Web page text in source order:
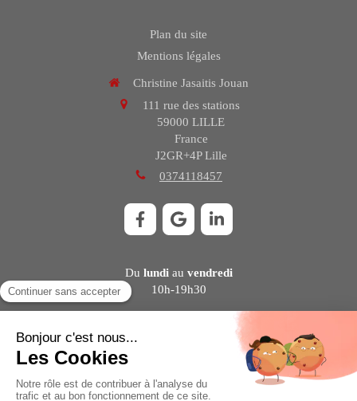
Plan du site
Mentions légales
Christine Jasaitis Jouan
111 rue des stations
59000 LILLE
France
J2GR+4P Lille
0374118457
Du lundiau vendredi
10h-19h30
Contacter Christine Jasaitis Jouan
©2021 Christine Jasaitis Jouan